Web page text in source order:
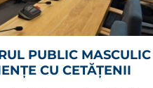
PUBLIC MASCULIC
CU CETĂȚENII